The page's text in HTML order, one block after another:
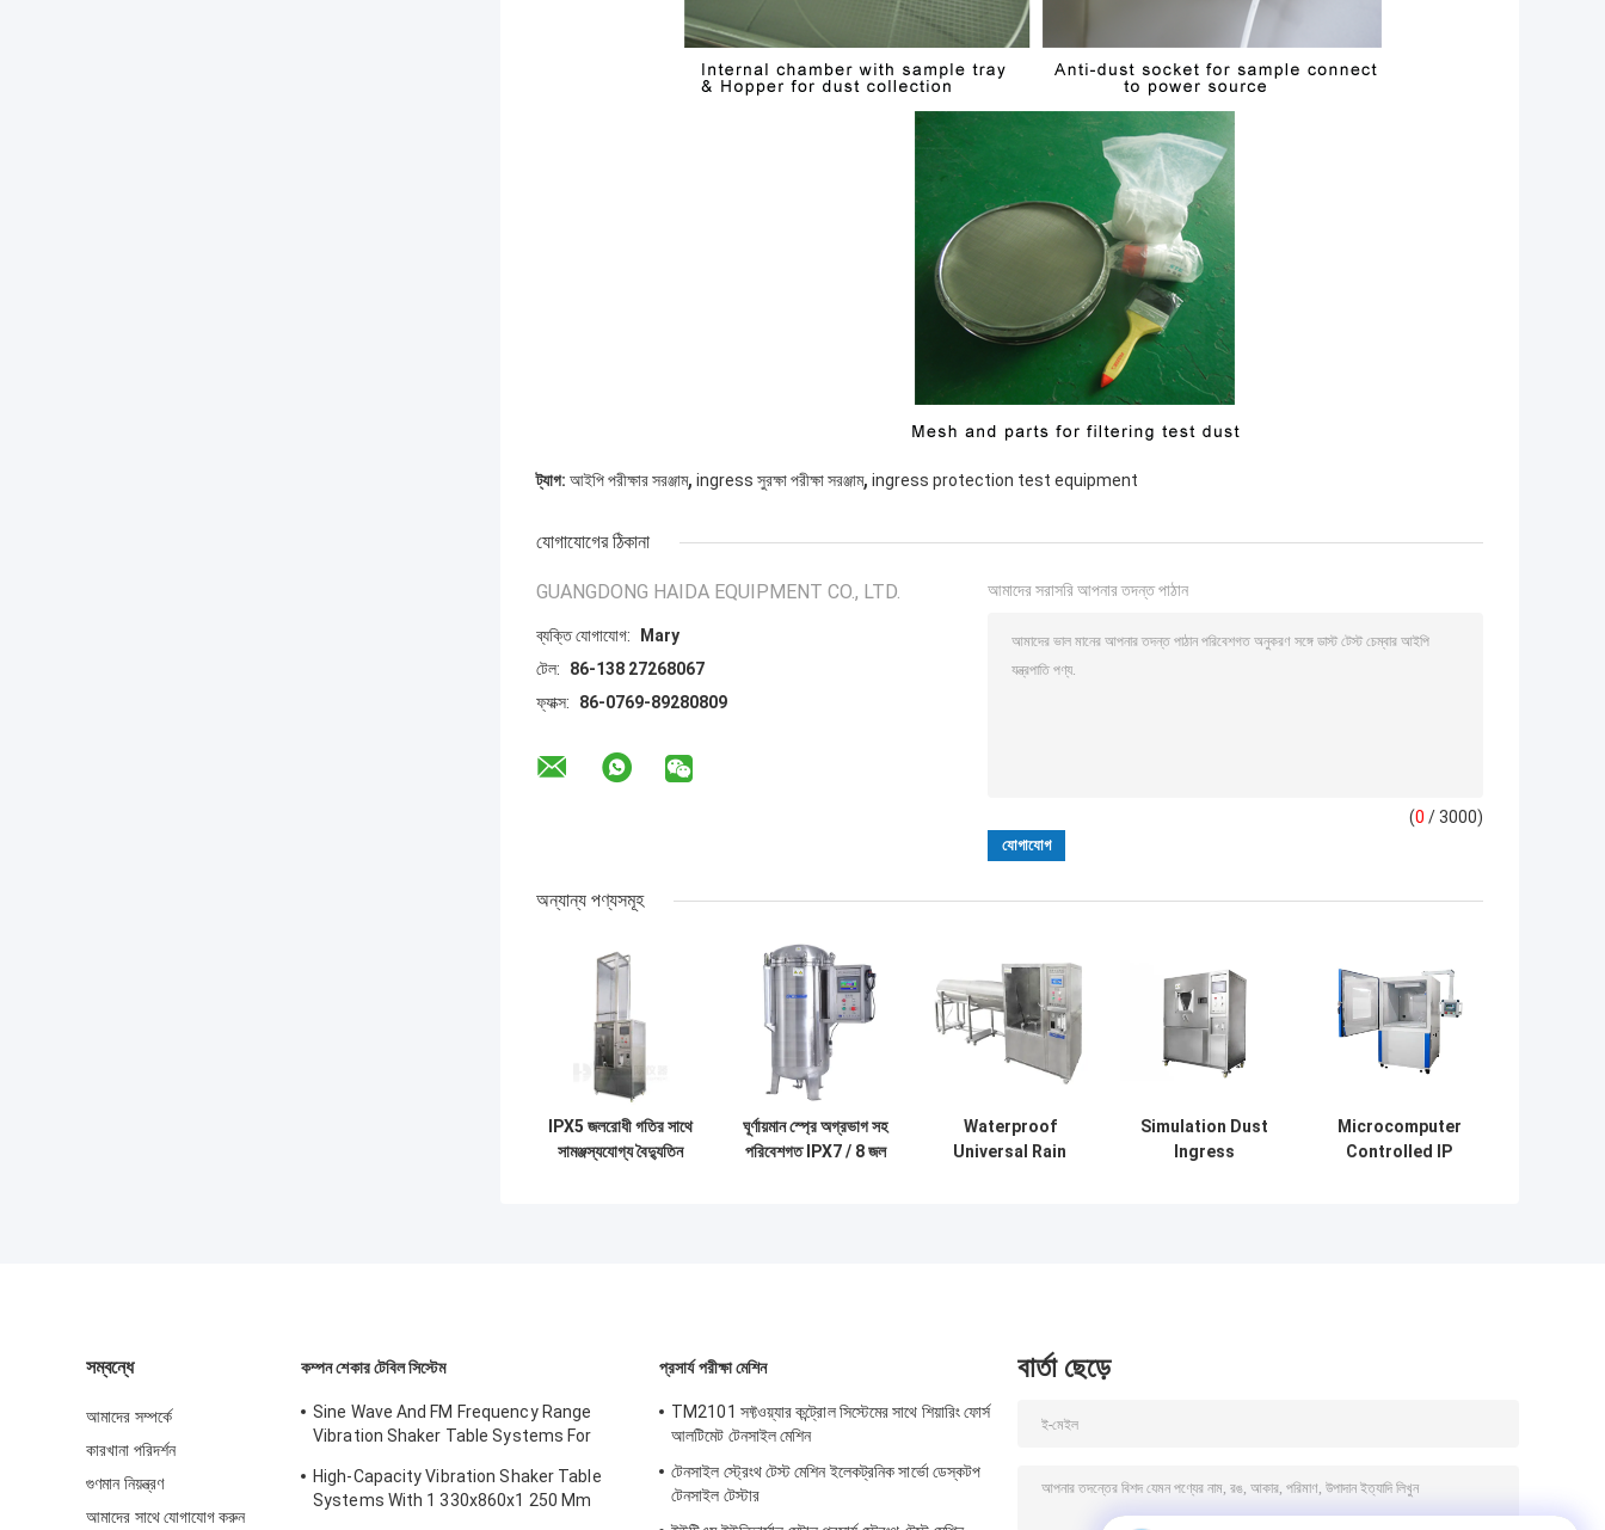
ট্যাগ: আইপি পরীক্ষার সরঞ্জাম, ingress সুরক্ষা পরীক্ষা সরঞ্জাম, ingress protection test equipment
যোগাযোগের ঠিকানা
GUANGDONG HAIDA EQUIPMENT CO., LTD.
ব্যক্তি যোগাযোগ:
Mary
টেল:
86-138 27268067
ফ্যাক্স:
86-0769-89280809
আমাদের সরাসরি আপনার তদন্ত পাঠান
(0 / 3000)
অন্যান্য পণ্যসমূহ
IPX5 জলরোধী গতির সাথে
সামঞ্জস্যযোগ্য বৈদ্যুতিন
ঘূর্ণায়মান স্প্রে অগ্রভাগ সহ
পরিবেশগত IPX7 / 8 জল
Waterproof
Universal Rain
Simulation Dust
Ingress
Microcomputer
Controlled IP
সম্বন্ধে
আমাদের সম্পর্কে
কারখানা পরিদর্শন
গুণমান নিয়ন্ত্রণ
আমাদের সাথে যোগাযোগ করুন
কম্পন শেকার টেবিল সিস্টেম
Sine Wave And FM Frequency Range
Vibration Shaker Table Systems For
Computer
High-Capacity Vibration Shaker Table
Systems With 1 330x860x1 250 Mm
প্রসার্য পরীক্ষা মেশিন
TM2101 সফ্টওয়্যার কন্ট্রোল সিস্টেমের সাথে শিয়ারিং ফোর্স
আলটিমেট টেনসাইল মেশিন
টেনসাইল স্ট্রেংথ টেস্ট মেশিন ইলেকট্রনিক সার্ভো ডেস্কটপ
টেনসাইল টেস্টার
বার্তা ছেড়ে